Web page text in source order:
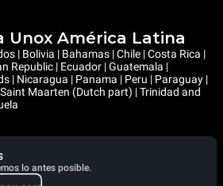
Unox América Latina
| Bolivia | Bahamas | Chile | Costa Rica |
Republic | Ecuador | Guatemala |
| Nicaragua | Panama | Peru | Paraguay |
Maarten (Dutch part) | Trinidad and
lo antes posible.